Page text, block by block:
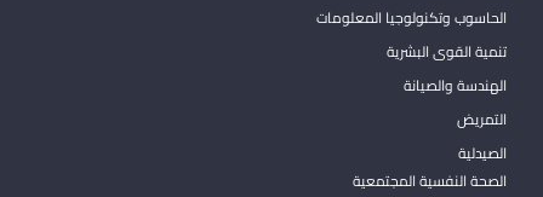
الحاسوب وتكنولوجيا المعلومات
تنمية القوى البشرية
الهندسة والصيانة
التمريض
الصيدلية
الصحة النفسية المجتمعية